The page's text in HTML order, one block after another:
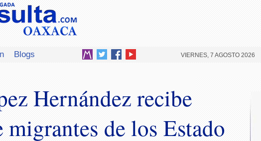
Blogs VIERNES, 7 AGOSTO 2026
Hernández recibe
migrantes de los Estado